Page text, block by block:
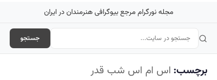
مجله نورگرام مرجع بیوگرافی هنرمندان در ایران
جستجو
برچسب: اس ام اس شب قدر